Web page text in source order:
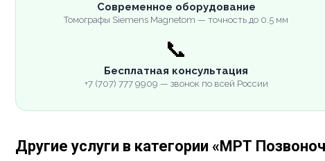
Современное оборудование
Томографы Siemens Magnetom — точность до 0.5 мм
📞
Бесплатная консультация
+7 (707) 777 9909 — звонок по всей России
Другие услуги в категории «МРТ